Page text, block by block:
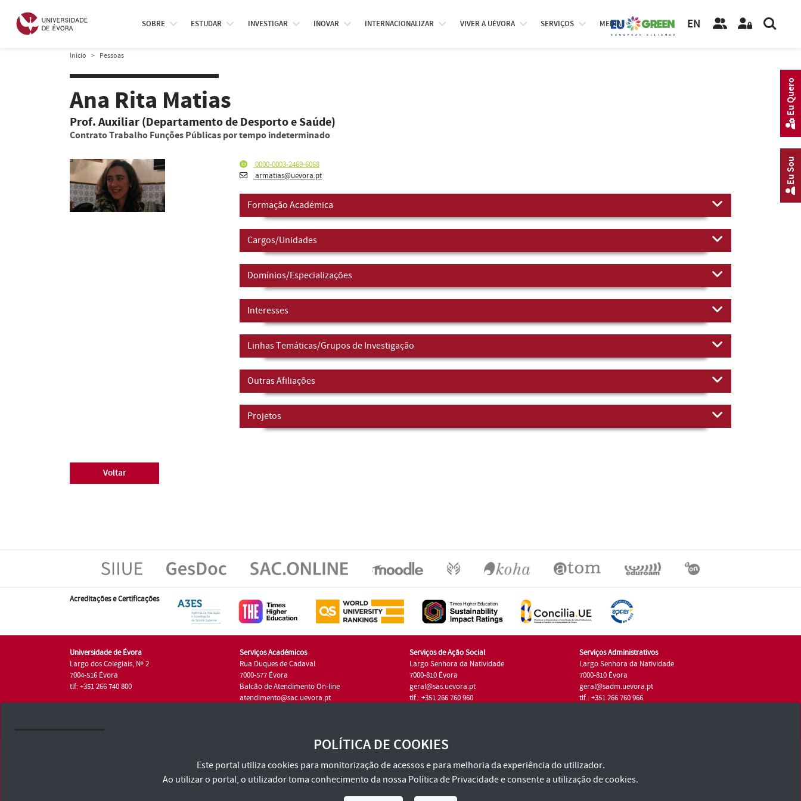
SOBRE ESTUDAR INVESTIGAR INOVAR INTERNACIONALIZAR VIVER A UÉVORA SERVIÇOS MEDIA EN
Início Pessoas
Ana Rita Matias
Prof. Auxiliar (Departamento de Desporto e Saúde)
Contrato Trabalho Funções Públicas por tempo indeterminado
0000-0003-2469-6068
armatias@uevora.pt
Formação Académica
Cargos/Unidades
Domínios/Especializações
Interesses
Linhas Temáticas/Grupos de Investigação
Outras Afiliações
Projetos
Voltar
Acreditações e Certificações
Universidade de Évora
Largo dos Colegiais, Nº 2
7004-516 Évora
tlf: +351 266 740 800
Serviços Académicos
Rua Duques de Cadaval
7000-577 Évora
Balcão de Atendimento On-line
atendimento@sac.uevora.pt
Serviços de Ação Social
Largo Senhora da Natividade
7000-810 Évora
geral@sas.uevora.pt
tlf.: +351 266 760 960
Serviços Administrativos
Largo Senhora da Natividade
7000-810 Évora
geral@sadm.uevora.pt
tlf.: +351 266 760 966
Consulte os Termos e Condições e Política de Privacidade
Eu Sou
Eu Quero
POLÍTICA DE COOKIES
Este portal utiliza cookies para monitorização de acessos e para melhoria da experiência do utilizador.
Ao utilizar o portal, o utilizador toma conhecimento da nossa Política de Privacidadee consente a utilização de cookies.